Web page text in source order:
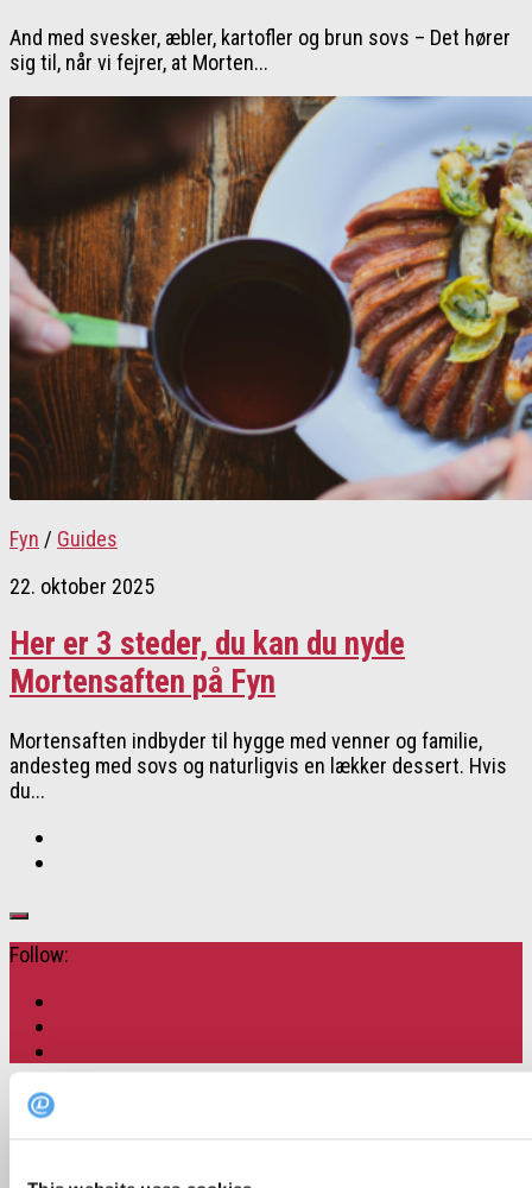
And med svesker, æbler, kartofler og brun sovs – Det hører
sig til, når vi fejrer, at Morten...
Fyn / Guides
22. oktober 2025
Her er 3 steder, du kan du nyde
Mortensaften på Fyn
Mortensaften indbyder til hygge med venner og familie,
andesteg med sovs og naturligvis en lækker dessert. Hvis
du...
Follow: